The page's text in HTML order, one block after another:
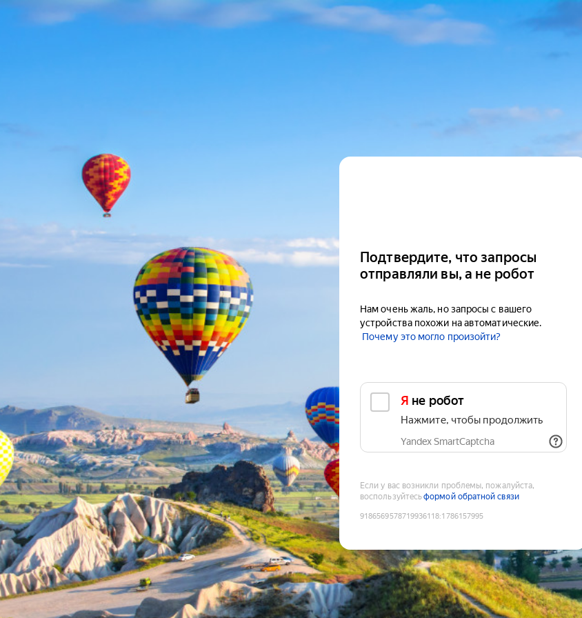
Подтвердите, что запросы
отправляли вы, а не робот
Нам очень жаль, но запросы с вашего
устройства похожи на автоматические.
Почему это могло произойти?
Я не робот
Нажмите, чтобы продолжить
Yandex SmartCaptcha
Если у вас возникли проблемы, пожалуйста,
воспользуйтесьформой обратной связи
9186569578719936118:1786157995